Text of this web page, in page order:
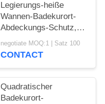
Legierungs-heiße
Wannen-Badekurort-
Abdeckungs-Schutz,
Protecta-Badekurort-
Abdeckungs-
negotiate MOQ:1 | Satz 100
CONTACT
Quadratischer
Badekurort-